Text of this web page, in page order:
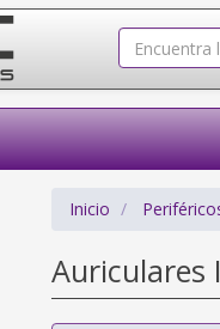
Inicio
Auriculares